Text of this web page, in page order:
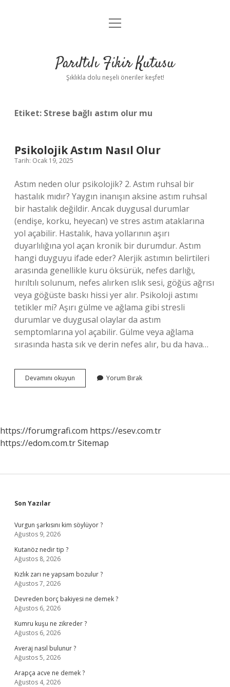
Anasayfa
Yasal Uyarı
menüyü
Parıltılı Fikir Kutusu
Şıklıkla dolu neşeli öneriler keşfet!
Etiket: Strese bağlı astım olur mu
Psikolojik Astım Nasıl Olur
Tarih: Ocak 19, 2025
Astım neden olur psikolojik? 2. Astım ruhsal bir
hastalık mıdır? Yaygın inanışın aksine astım ruhsal
bir hastalık değildir. Ancak duygusal durumlar
(endişe, korku, heyecan) ve stres astım ataklarına
yol açabilir. Hastalık, hava yollarının aşırı
duyarlılığına yol açan kronik bir durumdur. Astım
hangi duyguyu ifade eder? Alerjik astımın belirtileri
arasında genellikle kuru öksürük, nefes darlığı,
hırıltılı solunum, nefes alırken ıslık sesi, göğüs ağrısı
veya göğüste baskı hissi yer alır. Psikoloji astımı
tetikler mi? Aşırı gülme ve ağlama gibi stresli
durumlar ve duygusal olaylar da astım
semptomlarına yol açabilir. Gülme veya ağlama
sırasında hasta sık ve derin nefes alır, bu da hava…
Devamını okuyun Psikolojik
Astım
Yorum Bırak
https://forumgrafi.com https://esev.com.tr
https://edom.com.trSitemap
Sidebar
Son Yazılar
Vurgun şarkısını kim söylüyor ?
Ağustos 9, 2026
Kutanöz nedir tip ?
Ağustos 8, 2026
Kızlık zarı ne yapsam bozulur ?
Ağustos 7, 2026
Devreden borç bakiyesi ne demek ?
Ağustos 6, 2026
Kumru kuşu ne zikreder ?
Ağustos 6, 2026
Averaj nasıl bulunur ?
Ağustos 5, 2026
Arapça acve ne demek ?
Ağustos 4, 2026